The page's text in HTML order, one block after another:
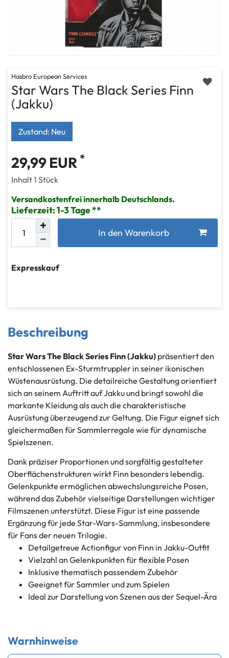
Hasbro European Services
Star Wars The Black Series Finn
(Jakku)
Zustand: Neu
29,99 EUR *
Inhalt1 Stück
Versandkostenfrei innerhalb Deutschlands.
Lieferzeit: 1-3 Tage
In den Warenkorb
Expresskauf
Beschreibung
Star Wars The Black Series Finn (Jakku) präsentiert den
entschlossenen Ex-Sturmtruppler in seiner ikonischen
Wüstenausrüstung. Die detailreiche Gestaltung orientiert
sich an seinem Auftritt auf Jakku und bringt sowohl die
markante Kleidung als auch die charakteristische
Ausrüstung überzeugend zur Geltung. Die Figur eignet sich
gleichermaßen für Sammlerregale wie für dynamische
Spielszenen.
Dank präziser Proportionen und sorgfältig gestalteter
Oberflächenstrukturen wirkt Finn besonders lebendig.
Gelenkpunkte ermöglichen abwechslungsreiche Posen,
während das Zubehör vielseitige Darstellungen wichtiger
Filmszenen unterstützt. Diese Figur ist eine passende
Ergänzung für jede Star-Wars-Sammlung, insbesondere
für Fans der neuen Trilogie.
Detailgetreue Actionfigur von Finn in Jakku-Outfit
Vielzahl an Gelenkpunkten für flexible Posen
Inklusive thematisch passendem Zubehör
Geeignet für Sammler und zum Spielen
Ideal zur Darstellung von Szenen aus der Sequel-Ära
Warnhinweise